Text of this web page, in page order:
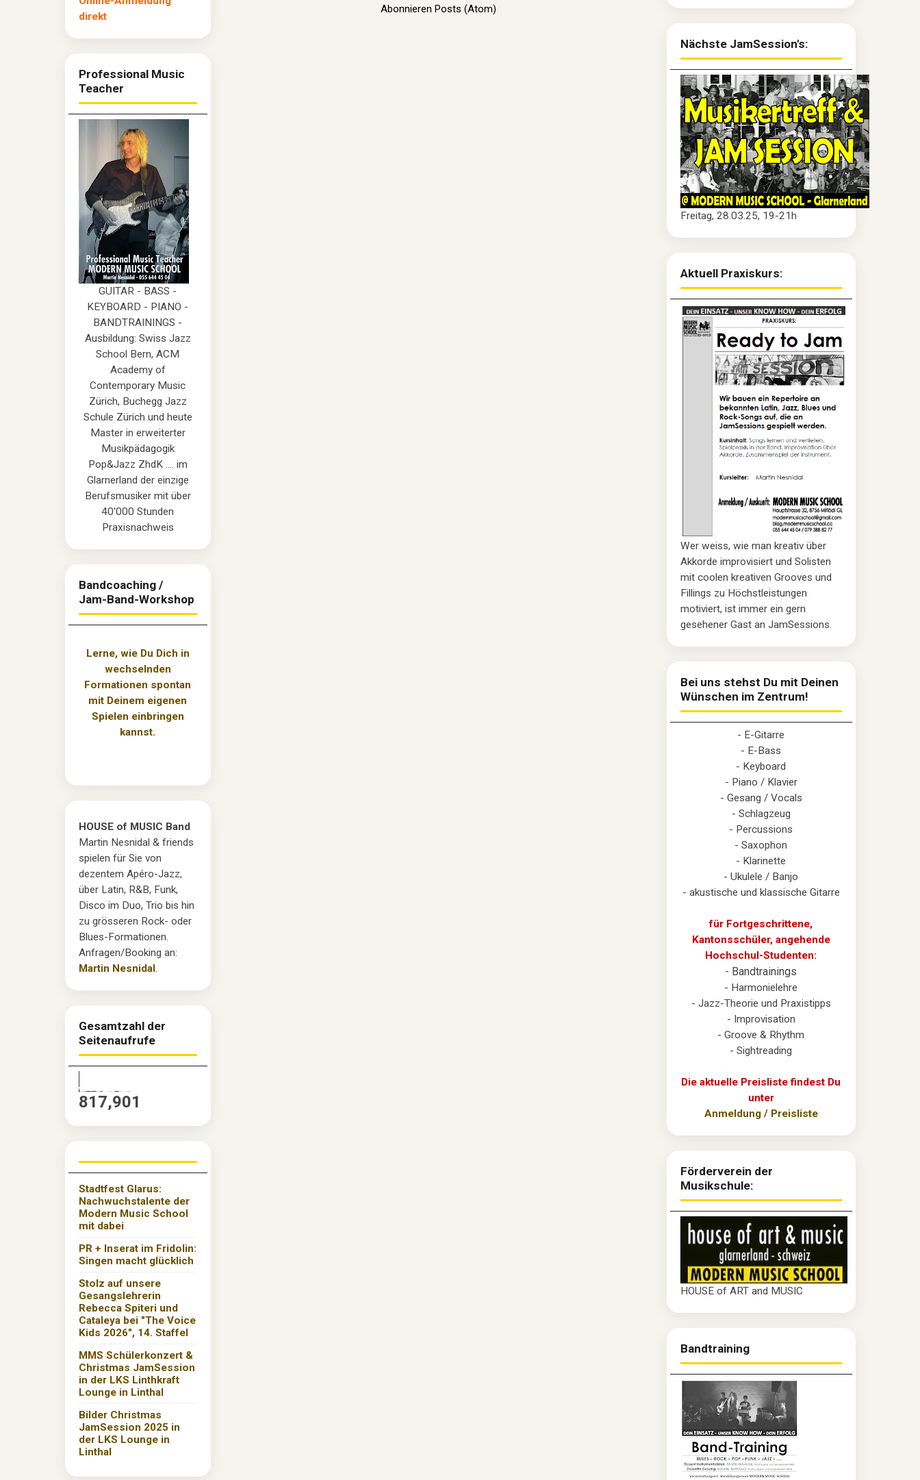
Abonnieren Posts (Atom)
direkt
Professional Music
Teacher
GUITAR - BASS -
KEYBOARD - PIANO -
BANDTRAININGS -
Ausbildung: Swiss Jazz
School Bern, ACM
Academy of
Contemporary Music
Zürich, Buchegg Jazz
Schule Zürich und heute
Master in erweiterter
Musikpädagogik
Pop&Jazz ZhdK .... im
Glarnerland der einzige
Berufsmusiker mit über
40'000 Stunden
Praxisnachweis
Bandcoaching /
Jam-Band-Workshop
Lerne, wie Du Dich in
wechselnden
Formationen spontan
mit Deinem eigenen
Spielen einbringen
kannst.
HOUSE of MUSIC Band
Martin Nesnidal & friends
spielen für Sie von
dezentem Apéro-Jazz,
über Latin, R&B, Funk,
Disco im Duo, Trio bis hin
zu grösseren Rock- oder
Blues-Formationen.
Anfragen/Booking an:
Martin Nesnidal.
Gesamtzahl der
Seitenaufrufe
817,901
Stadtfest Glarus:
Nachwuchstalente der
Modern Music School
mit dabei
PR + Inserat im Fridolin:
Singen macht glücklich
Stolz auf unsere
Gesangslehrerin
Rebecca Spiteri und
Cataleya bei "The Voice
Kids 2026", 14. Staffel
MMS Schülerkonzert &
Christmas JamSession
in der LKS Linthkraft
Lounge in Linthal
Bilder Christmas
JamSession 2025 in
der LKS Lounge in
Linthal
Nächste JamSession's:
Freitag, 28.03.25, 19-21h
Aktuell Praxiskurs:
Wer weiss, wie man kreativ über
Akkorde improvisiert und Solisten
mit coolen kreativen Grooves und
Fillings zu Höchstleistungen
motiviert, ist immer ein gern
gesehener Gast an JamSessions.
Bei uns stehst Du mit Deinen
Wünschen im Zentrum!
- E-Gitarre
- E-Bass
- Keyboard
- Piano / Klavier
- Gesang / Vocals
- Schlagzeug
- Percussions
- Saxophon
- Klarinette
- Ukulele / Banjo
- akustische und klassische Gitarre
für Fortgeschrittene,
Kantonsschüler, angehende
Hochschul-Studenten:
- Bandtrainings
- Harmonielehre
- Jazz-Theorie und Praxistipps
- Improvisation
- Groove & Rhythm
- Sightreading
Die aktuelle Preisliste findest Du
unter
Anmeldung / Preisliste
Förderverein der
Musikschule:
HOUSE of ART and MUSIC
Bandtraining